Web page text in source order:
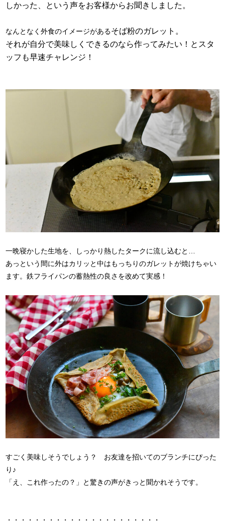
しかった、という声をお客様からお聞きしました。
なんとなく外食のイメージがあるそば粉のガレット。
それが自分で美味しくできるのなら作ってみたい！とスタ
ッフも早速チャレンジ！
一晩寝かした生地を、しっかり熱したタークに流し込むと…
あっという間に外はカリッと中はもっちりのガレットが焼けちゃい
ます。鉄フライパンの蓄熱性の良さを改めて実感！
すごく美味しそうでしょう？ お友達を招いてのブランチにぴった
り♪
「え、これ作ったの？」と驚きの声がきっと聞かれそうです。
・・・・・・・・・・・・・・・・・・・・・・